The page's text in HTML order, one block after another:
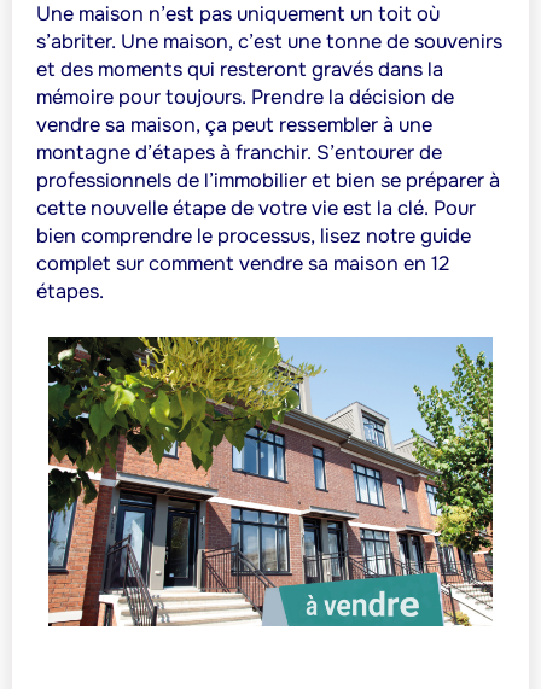
Une maison n’est pas uniquement un toit où
s’abriter. Une maison, c’est une tonne de souvenirs
et des moments qui resteront gravés dans la
mémoire pour toujours. Prendre la décision de
vendre sa maison, ça peut ressembler à une
montagne d’étapes à franchir. S’entourer de
professionnels de l’immobilier et bien se préparer à
cette nouvelle étape de votre vie est la clé. Pour
bien comprendre le processus, lisez notre guide
complet sur comment vendre sa maison en 12
étapes.